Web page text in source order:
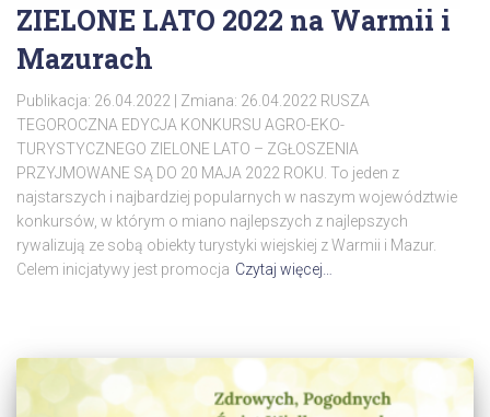
ZIELONE LATO 2022 na Warmii i
Mazurach
Publikacja: 26.04.2022 | Zmiana: 26.04.2022 RUSZA
TEGOROCZNA EDYCJA KONKURSU AGRO-EKO-
TURYSTYCZNEGO ZIELONE LATO – ZGŁOSZENIA
PRZYJMOWANE SĄ DO 20 MAJA 2022 ROKU. To jeden z
najstarszych i najbardziej popularnych w naszym województwie
konkursów, w którym o miano najlepszych z najlepszych
rywalizują ze sobą obiekty turystyki wiejskiej z Warmii i Mazur.
Celem inicjatywy jest promocja Czytaj więcej…